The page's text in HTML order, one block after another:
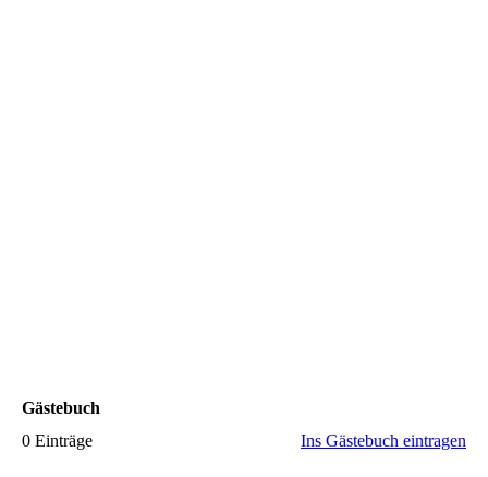
Gästebuch
0 Einträge
Ins Gästebuch eintragen